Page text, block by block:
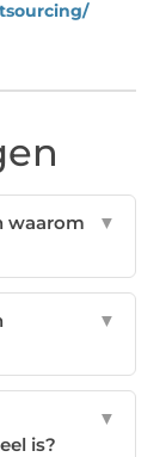
waarom
▼
▼
is?
▼